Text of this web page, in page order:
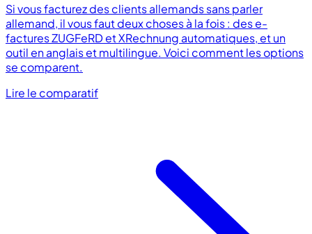
Si vous facturez des clients allemands sans parler
allemand, il vous faut deux choses à la fois : des e-
factures ZUGFeRD et XRechnung automatiques, et un
outil en anglais et multilingue. Voici comment les options
se comparent.
Lire le comparatif